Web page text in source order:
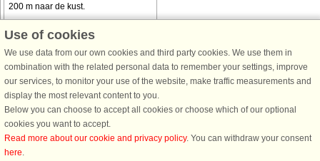
200 m naar de kust.
Im Herzen des Karlskrona-Archipels,
Schäreninsel Fäjö, liegt dieses 2021
komplett neu renovierte Ferienhaus.
Es steht nur wenige hundert Meter
von der Küste entfernt mit
eigenem ...
van € 506
Use of cookies
We use data from our own cookies and third party cookies. We use them in
combination with the related personal data to remember your settings, improve
our services, to monitor your use of the website, make traffic measurements and
display the most relevant content to you.
Below you can choose to accept all cookies or choose which of our optional
cookies you want to accept.
Read more about our cookie and privacy policy. You can withdraw your consent
here.